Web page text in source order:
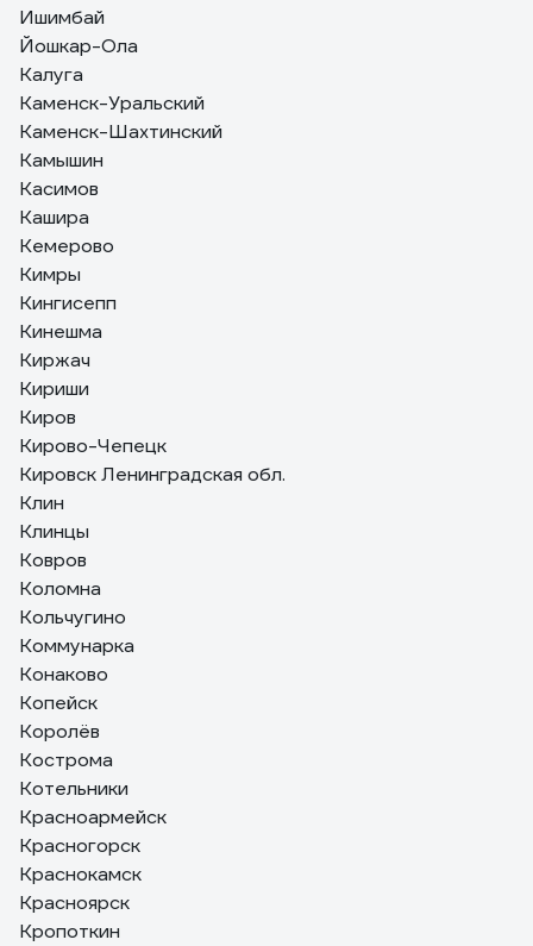
Ишимбай
Йошкар-Ола
Калуга
Каменск-Уральский
Каменск-Шахтинский
Камышин
Касимов
Кашира
Кемерово
Кимры
Кингисепп
Кинешма
Киржач
Кириши
Киров
Кирово-Чепецк
Кировск Ленинградская обл.
Клин
Клинцы
Ковров
Коломна
Кольчугино
Коммунарка
Конаково
Копейск
Королёв
Кострома
Котельники
Красноармейск
Красногорск
Краснокамск
Красноярск
Кропоткин